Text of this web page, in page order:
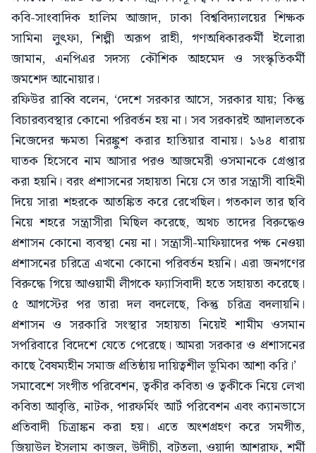
কবি-সাংবাদিক হালিম আজাদ, ঢাকা বিশ্ববিদ্যালয়ের শিক্ষক
সামিনা লুৎফা, শিল্পী অরূপ রাহী, গণঅধিকারকর্মী ইলোরা
জামান, এনপিএর সদস্য কৌশিক আহমেদ ও সংস্কৃতিকর্মী
জমশেদ আনোয়ার।
রফিউর রাব্বি বলেন, ‘দেশে সরকার আসে, সরকার যায়; কিন্তু
বিচারব্যবস্থার কোনো পরিবর্তন হয় না। সব সরকারই আদালতকে
নিজেদের ক্ষমতা নিরঙ্কুশ করার হাতিয়ার বানায়। ১৬৪ ধারায়
ঘাতক হিসেবে নাম আসার পরও আজমেরী ওসমানকে গ্রেপ্তার
করা হয়নি। বরং প্রশাসনের সহায়তা নিয়ে সে তার সন্ত্রাসী বাহিনী
দিয়ে সারা শহরকে আতঙ্কিত করে রেখেছিল। গতকাল তার ছবি
নিয়ে শহরে সন্ত্রাসীরা মিছিল করেছে, অথচ তাদের বিরুদ্ধেও
প্রশাসন কোনো ব্যবস্থা নেয় না। সন্ত্রাসী-মাফিয়াদের পক্ষ নেওয়া
প্রশাসনের চরিত্রে এখনো কোনো পরিবর্তন হয়নি। এরা জনগণের
বিরুদ্ধে গিয়ে আওয়ামী লীগকে ফ্যাসিবাদী হতে সহায়তা করেছে।
৫ আগস্টের পর তারা দল বদলেছে, কিন্তু চরিত্র বদলায়নি।
প্রশাসন ও সরকারি সংস্থার সহায়তা নিয়েই শামীম ওসমান
সপরিবারে বিদেশে যেতে পেরেছে। আমরা সরকার ও প্রশাসনের
কাছে বৈষম্যহীন সমাজ প্রতিষ্ঠায় দায়িত্বশীল ভূমিকা আশা করি।’
সমাবেশে সংগীত পরিবেশন, ত্বকীর কবিতা ও ত্বকীকে নিয়ে লেখা
কবিতা আবৃত্তি, নাটক, পারফর্মিং আর্ট পরিবেশন এবং ক্যানভাসে
প্রতিবাদী চিত্রাঙ্কন করা হয়। এতে অংশগ্রহণ করে সমগীত,
জিয়াউল ইসলাম কাজল, উদীচী, বটতলা, ওয়ার্দা আশরাফ, শর্মী